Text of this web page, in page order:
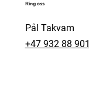
Ring oss
Pål Takvam
+47 932 88 901